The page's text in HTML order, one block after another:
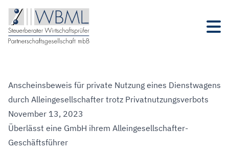
Anscheinsbeweis für private Nutzung eines Dienstwagens
durch Alleingesellschafter trotz Privatnutzungsverbots
November 13, 2023
Überlässt eine GmbH ihrem Alleingesellschafter-
Geschäftsführer